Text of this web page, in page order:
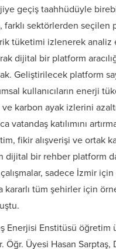
geçiş taahhüdüyle
farklı sektörlerden seçilen
tüketimi izlenerek analiz
dijital bir platform
Geliştirilecek platform
kullanıcıların enerji
karbon ayak izlerini
vatandaş katılımını
fikir alışverişi ve ortak
dijital bir rehber platform
sadece İzmir
kararlı tüm şehirler için
Enerjisi Enstitüsü öğretim
Öğr. Üyesi Hasan Sarptaş,